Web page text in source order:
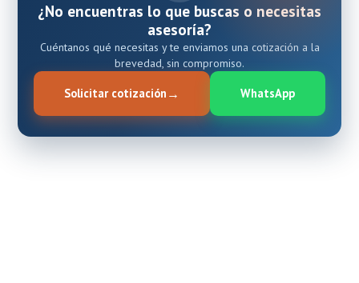
¿No encuentras lo que buscas o necesitas
asesoría?
Cuéntanos qué necesitas y te enviamos una cotización a la
brevedad, sin compromiso.
Solicitar cotización WhatsApp